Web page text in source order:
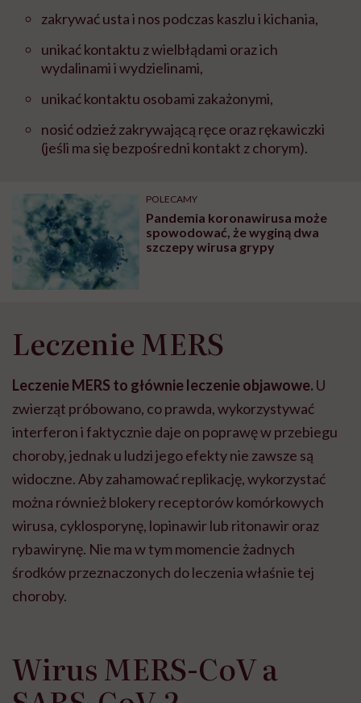
zakrywać usta i nos podczas kaszlu i kichania,
unikać kontaktu z wielbłądami oraz ich
wydalinami i wydzielinami,
unikać kontaktu osobami zakażonymi,
nosić odzież zakrywającą ręce oraz rękawiczki
(jeśli ma się bezpośredni kontakt z chorym).
POLECAMY
Pandemia koronawirusa może
spowodować, że wyginą dwa
szczepy wirusa grypy
Leczenie MERS
Leczenie MERS to głównie leczenie objawowe. U
zwierząt próbowano, co prawda, wykorzystywać
interferon i faktycznie daje on poprawę w przebiegu
choroby, jednak u ludzi jego efekty nie zawsze są
widoczne. Aby zahamować replikację, wykorzystać
można również blokery receptorów komórkowych
wirusa, cyklosporynę, lopinawir lub ritonawir oraz
rybawirynę. Nie ma w tym momencie żadnych
środków przeznaczonych do leczenia właśnie tej
choroby.
Wirus MERS-CoV a